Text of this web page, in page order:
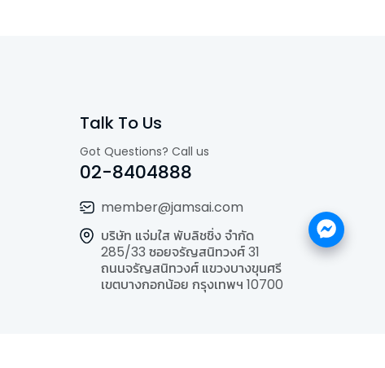
Talk To Us
Got Questions? Call us
02-8404888
member@jamsai.com
บริษัท แจ่มใส พับลิชชิ่ง จำกัด
285/33 ซอยจรัญสนิทวงศ์ 31
ถนนจรัญสนิทวงศ์ แขวงบางขุนศรี
เขตบางกอกน้อย กรุงเทพฯ 10700